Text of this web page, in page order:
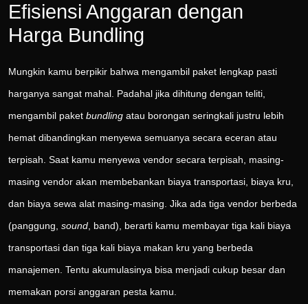
Efisiensi Anggaran dengan
Harga Bundling
Mungkin kamu berpikir bahwa mengambil paket lengkap pasti
harganya sangat mahal. Padahal jika dihitung dengan teliti,
mengambil paket bundling atau borongan seringkali justru lebih
hemat dibandingkan menyewa semuanya secara eceran atau
terpisah. Saat kamu menyewa vendor secara terpisah, masing-
masing vendor akan membebankan biaya transportasi, biaya kru,
dan biaya sewa alat masing-masing. Jika ada tiga vendor berbeda
(panggung, sound , band), berarti kamu membayar tiga kali biaya
transportasi dan tiga kali biaya makan kru yang berbeda
manajemen. Tentu akumulasinya bisa menjadi cukup besar dan
memakan porsi anggaran pesta kamu.